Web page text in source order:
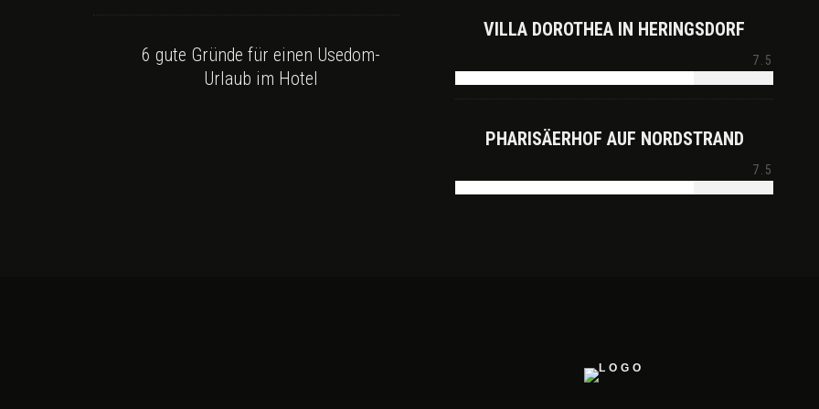
6 gute Gründe für einen Usedom-
Urlaub im Hotel
VILLA DOROTHEA IN HERINGSDORF
7.5
PHARISÄERHOF AUF NORDSTRAND
7.5